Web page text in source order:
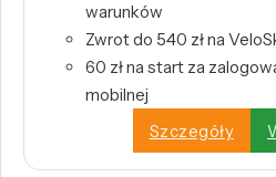
warunków
Zwrot do 540 zł na
60 zł na start za
mobilnej
Szczegóły